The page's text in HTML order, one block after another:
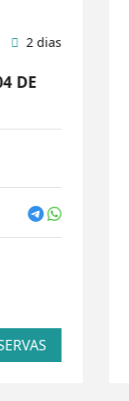
2 dias
DE